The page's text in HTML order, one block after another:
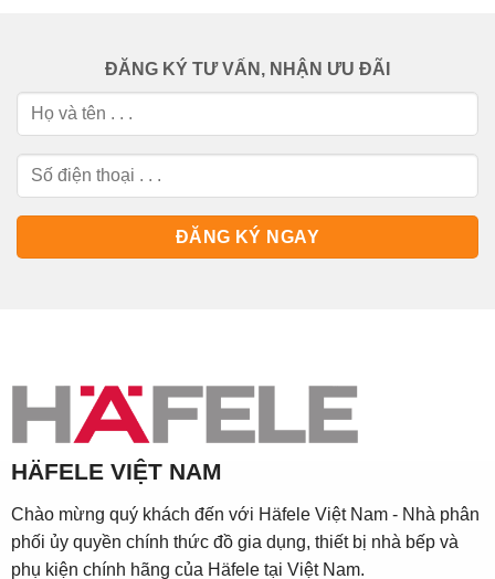
ĐĂNG KÝ TƯ VẤN, NHẬN ƯU ĐÃI
HÄFELE VIỆT NAM
Chào mừng quý khách đến với Häfele Việt Nam - Nhà phân
phối ủy quyền chính thức đồ gia dụng, thiết bị nhà bếp và
phụ kiện chính hãng của Häfele tại Việt Nam.